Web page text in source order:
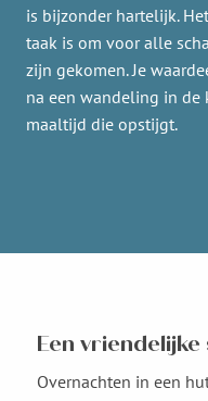
is bijzonder hartelijk.
taak is om voor alle
zijn gekomen. Je
na een wandeling in de
maaltijd die opstijgt.
Een
Overnachten in een